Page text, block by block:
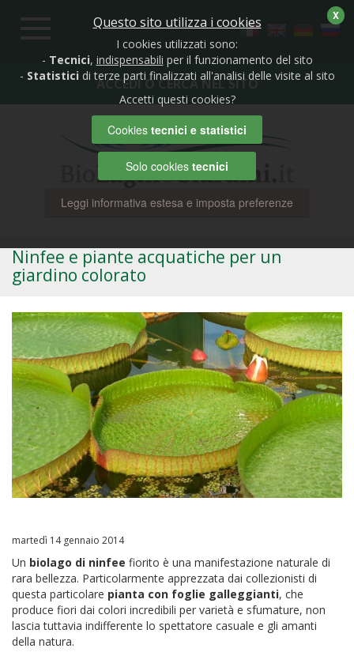
Toggle
navigation
ACCEDI O CERCA NEL SITO
Ninfee e piante acquatiche per un
giardino colorato
martedì 14 gennaio 2014
Un biolago di ninfee fiorito è una manifestazione naturale di
rara bellezza. Particolarmente apprezzata dai collezionisti di
questa particolare pianta con foglie galleggianti, che
produce fiori dai colori incredibili per varietà e sfumature, non
lascia tuttavia indifferente lo spettatore casuale e gli amanti
della natura.
X
Questo sito utilizza i cookies
I cookies utilizzati sono:
- Tecnici, indispensabili per il funzionamento del sito
- Statistici di terze parti finalizzati all'analisi delle visite al sito
Accetti questi cookies?
Cookies tecnici e statistici
Solo cookies tecnici
Leggi informativa estesa e imposta preferenze